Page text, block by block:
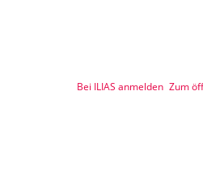
Bei ILIAS anmelden Zum